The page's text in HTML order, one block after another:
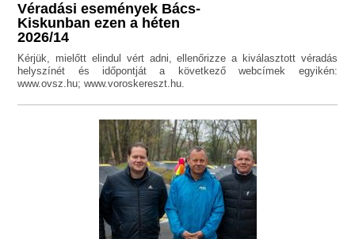
Véradási események Bács-
Kiskunban ezen a héten
2026/14
Kérjük, mielőtt elindul vért adni, ellenőrizze a kiválasztott véradás
helyszínét és időpontját a következő webcímek egyikén:
www.ovsz.hu; www.voroskereszt.hu.